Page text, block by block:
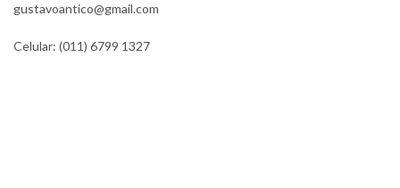
gustavoantico@gmail.com
Celular: (011) 6799 1327